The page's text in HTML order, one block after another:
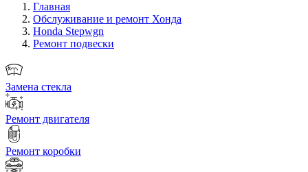
Главная
Обслуживание и ремонт Хонда
Honda Stepwgn
Ремонт подвески
Замена стекла
Ремонт двигателя
Ремонт коробки